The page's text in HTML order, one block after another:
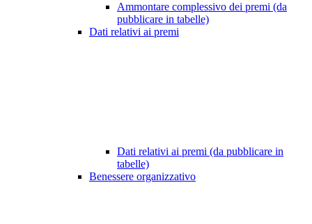
Ammontare complessivo dei premi (da
pubblicare in tabelle)
Dati relativi ai premi
Dati relativi ai premi (da pubblicare in
tabelle)
Benessere organizzativo